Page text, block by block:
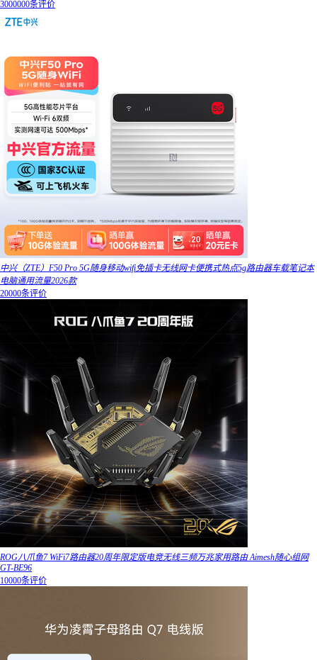
3000000条评价
中兴（ZTE）F50 Pro 5G随身移动wifi免插卡无线网卡便携式热点5g路由器车载笔记本
电脑通用流量2026款
20000条评价
ROG八爪鱼7 WiFi7路由器20周年限定版电竞无线三频万兆家用路由 Aimesh随心组网
GT-BE96
10000条评价